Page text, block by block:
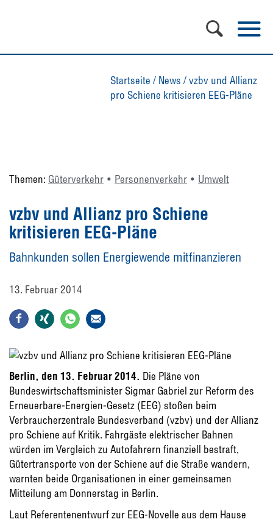
Startseite / News /vzbv und Allianz
pro Schiene kritisieren EEG-Pläne
Themen: Güterverkehr Personenverkehr Umwelt
vzbv und Allianz pro Schiene
kritisieren EEG-Pläne
Bahnkunden sollen Energiewende mitfinanzieren
13. Februar 2014
Berlin, den 13. Februar 2014. Die Pläne von
Bundeswirtschaftsminister Sigmar Gabriel zur Reform des
Erneuerbare-Energien-Gesetz (EEG) stoßen beim
Verbraucherzentrale Bundesverband (vzbv) und der Allianz
pro Schiene auf Kritik. Fahrgäste elektrischer Bahnen
würden im Vergleich zu Autofahrern finanziell bestraft,
Gütertransporte von der Schiene auf die Straße wandern,
warnten beide Organisationen in einer gemeinsamen
Mitteilung am Donnerstag in Berlin.
Laut Referentenentwurf zur EEG-Novelle aus dem Hause